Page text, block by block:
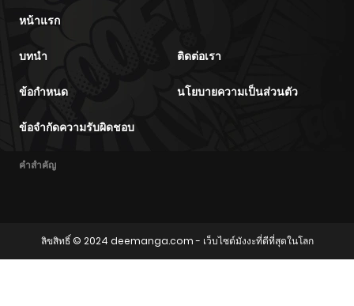
หน้าแรก
บทนำ ติดต่อเรา
ข้อกำหนด นโยบายความเป็นส่วนตัว
ข้อจำกัดความรับผิดชอบ
คำสำคัญ
ลิขสิทธิ์ © 2024 deemanga.com- เว็บไซต์มังงะที่ดีที่สุดในโลก